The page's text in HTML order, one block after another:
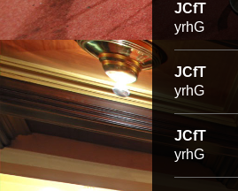
JCfT
yrhG
JCfT
yrhG
JCfT
yrhG